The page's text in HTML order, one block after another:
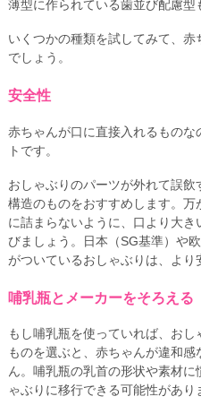
薄型に作られている歯並び配慮型
いくつかの種類を試してみて、
でしょう。
安全性
赤ちゃんが口に直接入れるもの
トです。
おしゃぶりのパーツが外れて誤
構造のものをおすすめします。
に詰まらないように、口より大
びましょう。日本（SG基準）や
がついているおしゃぶりは、より
哺乳瓶とメーカーをそろえる
もし哺乳瓶を使っていれば、お
ものを選ぶと、赤ちゃんが違和
ん。哺乳瓶の乳首の形状や素材
ゃぶりに移行できる可能性があり